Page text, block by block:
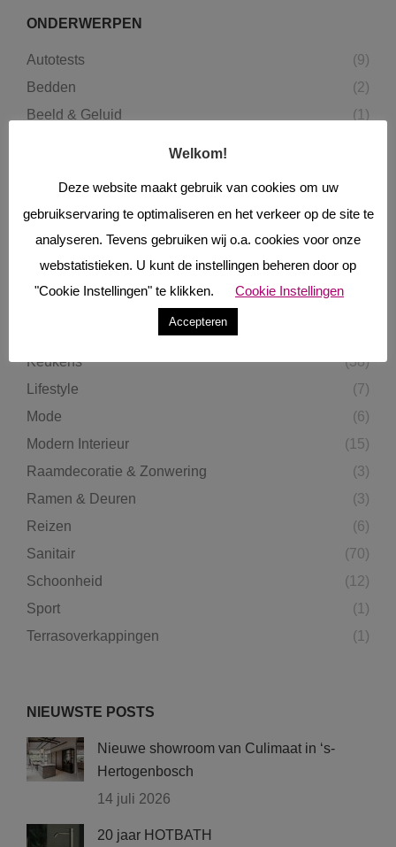
ONDERWERPEN
Autotests
(9)
Bedden
(2)
Beeld & Geluid
(1)
Blogpost
Boekrecensies
Eten & Drinken
Keukens
(38)
Lifestyle
(7)
Mode
(6)
Modern Interieur
(15)
Raamdecoratie & Zonwering
(3)
Ramen & Deuren
(3)
Reizen
(6)
Sanitair
(70)
Schoonheid
(12)
Sport
(1)
Terrasoverkappingen
(1)
NIEUWSTE POSTS
Nieuwe showroom van Culimaat in ‘s-
Hertogenbosch
14 juli 2026
20 jaar HOTBATH
Welkom!
Deze website maakt gebruik van cookies om uw
gebruikservaring te optimaliseren en het verkeer op de site te
analyseren. Tevens gebruiken wij o.a. cookies voor onze
webstatistieken. U kunt de instellingen beheren door op
"Cookie Instellingen" te klikken.
Cookie Instellingen
Accepteren